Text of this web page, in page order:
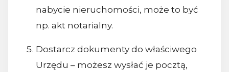
nabycie nieruchomości, może to być
np. akt notarialny.
Dostarcz dokumenty do właściwego
Urzędu – możesz wysłać je pocztą,